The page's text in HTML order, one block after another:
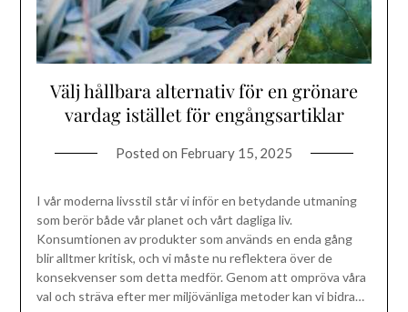
Välj hållbara alternativ för en grönare
vardag istället för engångsartiklar
Posted on February 15, 2025
I vår moderna livsstil står vi inför en betydande utmaning
som berör både vår planet och vårt dagliga liv.
Konsumtionen av produkter som används en enda gång
blir alltmer kritisk, och vi måste nu reflektera över de
konsekvenser som detta medför. Genom att ompröva våra
val och sträva efter mer miljövänliga metoder kan vi bidra…